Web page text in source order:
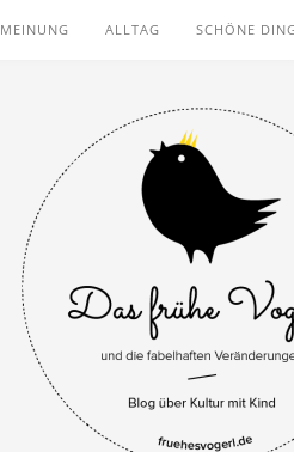
MEINUNG ALLTAG SCHÖNE